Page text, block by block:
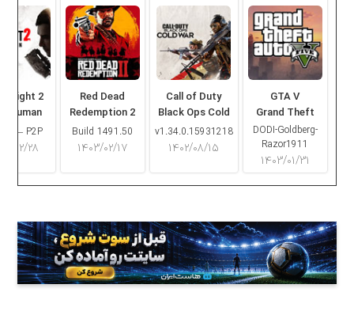
GTA V
Grand Theft
Auto V
DODI-Goldberg-
Razor1911
۱۴۰۳/۰۱/۳۱
Call of Duty
Black Ops Cold
War
v1.34.0.15931218
۱۴۰۲/۰۸/۱۵
Red Dead
Redemption 2
Build 1491.50
۱۴۰۳/۰۲/۱۷
Light 2
Human
– P2P
۱۴۰۳/